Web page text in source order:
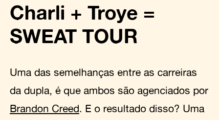
Charli + Troye =
SWEAT TOUR
Uma das semelhanças entre as carreiras
da dupla, é que ambos são agenciados por
Brandon Creed. E o resultado disso? Uma